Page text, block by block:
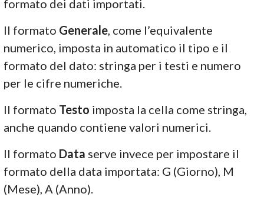
formato dei dati importati.
Il formato Generale, come l’equivalente
numerico, imposta in automatico il tipo e il
formato del dato: stringa per i testi e numero
per le cifre numeriche.
Il formato Testo imposta la cella come stringa,
anche quando contiene valori numerici.
Il formato Data serve invece per impostare il
formato della data importata: G (Giorno), M
(Mese), A (Anno).